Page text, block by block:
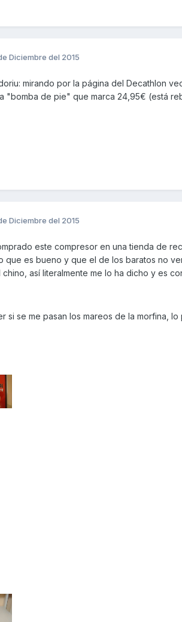
Diciembre del 2015
mirando por la página del Decathlon
"bomba de pie" que marca 24,95€ (está
Diciembre del 2015
este compresor en una tienda de
que es bueno y que el de los baratos no
así literalmente me lo ha dicho y es
si se me pasan los mareos de la morfina,